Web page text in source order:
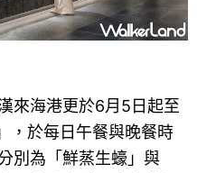
來海港更於6月5日起至
，於每日午餐與晚餐時
別為「鮮蒸生蠔」與